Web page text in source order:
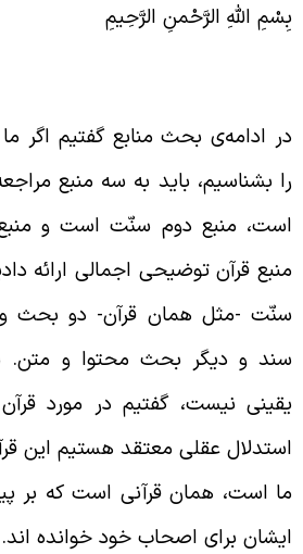
اللَّهِ الرَّحْمنِ الرَّحِيمِ
ادامه‌ی بحث منابع گفتیم اگر ما
بشناسیم، باید به سه منبع
منبع دوم سنّت است و منبع
قرآن توضیحی اجمالی ارائه
-مثل همان قرآن- دو بحث
و دیگر بحث محتوا و متن.
نیست، گفتیم در مورد قرآن
عقلی معتقد هستیم این
است، همان قرآنی است که بر
برای اصحاب خود خوانده اند.